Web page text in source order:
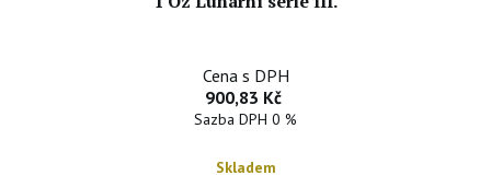
Cena s DPH
900,83 Kč
Sazba DPH 0 %
Skladem